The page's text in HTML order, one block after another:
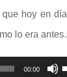
hoy en
lo era
00:00